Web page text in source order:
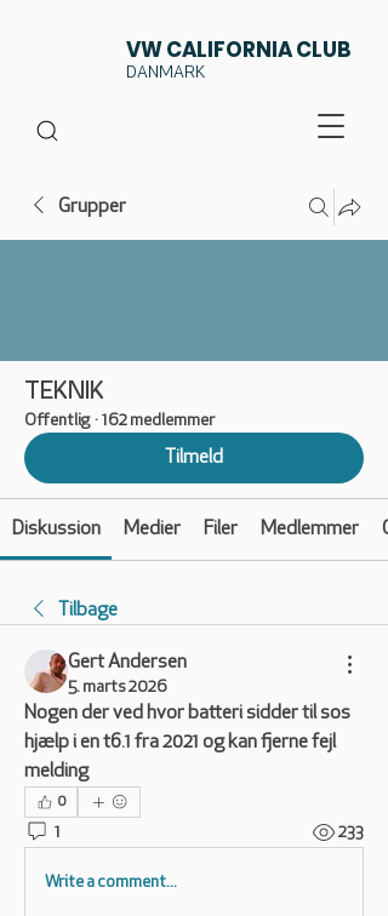
VW CALIFORNIA CLUB
DANMARK
Grupper
TEKNIK
Offentlig · 162 medlemmer
Tilmeld
Diskussion Medier Filer Medlemmer
Tilbage
Gert Andersen
5. marts 2026
Nogen der ved hvor batteri sidder til sos
hjælp i en t6.1 fra 2021 og kan fjerne fejl
melding
0
1 233
Write a comment...